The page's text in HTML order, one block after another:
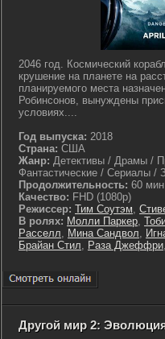
2046 год. Космический
крушение на планете на
планируемого места
Робинсонов, вынуждены
условиях....
Год выпуска: 2018
Страна: США
Жанр: Детективы / Драмы /
Фантастические / Сериалы /
Продолжительность: 60 мин
Качество: FHD (1080p)
Режиссер: Тим Соутэм,
В ролях: Молли Паркер,
Расселл, Мина Сандвол,
Брайан Стил, Раза Джеффри,
Другой мир 2: